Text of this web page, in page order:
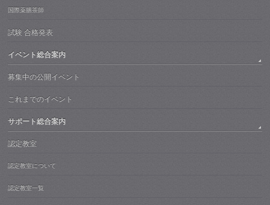
国際薬膳茶師
試験 合格発表
イベント総合案内
募集中の公開イベント
これまでのイベント
サポート総合案内
認定教室
認定教室について
認定教室一覧